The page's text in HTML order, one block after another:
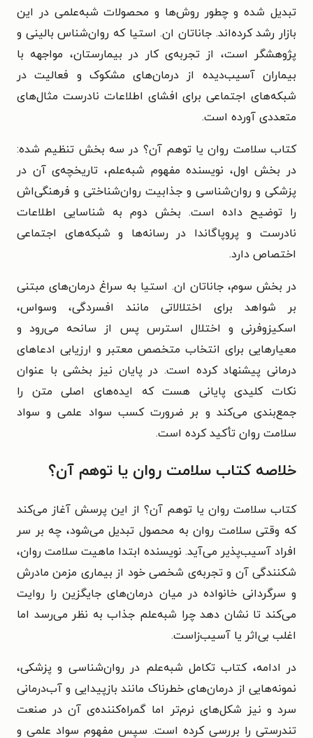
تبدیل شده و چطور روش‌ها و محصولات شبه‌علمی در این
بازار رشد کرده‌اند. جاناتان ان. استیا که روان‌شناس بالینی و
پژوهشگر است، از تجربه‌ی کار در بیمارستان، مواجهه با
بیماران آسیب‌دیده از درمان‌های مشکوک و فعالیت در
شبکه‌های اجتماعی برای افشای اطلاعات نادرست مثال‌های
متعددی آورده است.
کتاب سلامت روان یا توهم آن؟ در سه بخش تنظیم شده:
در بخش اول، نویسنده مفهوم شبه‌علم، تاریخچه‌ی آن در
پزشکی و روان‌شناسی و جذابیت روان‌شناختی و فرهنگی‌اش
را توضیح داده است. بخش دوم به شناسایی اطلاعات
نادرست و پروپاگاندا در رسانه‌ها و شبکه‌های اجتماعی
اختصاص دارد.
در بخش سوم، جاناتان ان. استیا به سراغ درمان‌های مبتنی‌
بر شواهد برای اختلالاتی مانند افسردگی، وسواس،
اسکیزوفرنی و اختلال استرس پس از سانحه می‌رود و
معیارهایی برای انتخاب متخصص معتبر و ارزیابی ادعاهای
درمانی پیشنهاد کرده است. در پایان نیز بخشی با عنوان
نکات کلیدی پایانی هست که ایده‌های اصلی متن را
جمع‌بندی می‌کند و بر ضرورت کسب سواد علمی و سواد
سلامت روان تأکید کرده است.
خلاصه کتاب سلامت روان یا توهم آن؟
کتاب سلامت روان یا توهم آن؟ از این پرسش آغاز می‌کند
که وقتی سلامت روان به محصول تبدیل می‌شود، چه بر سر
افراد آسیب‌پذیر می‌آید. نویسنده ابتدا ماهیت سلامت روان،
شکنندگی آن و تجربه‌ی شخصی خود از بیماری مزمن مادرش
و سرگردانی خانواده در میان درمان‌های جایگزین را روایت
می‌کند تا نشان دهد چرا شبه‌علم جذاب به نظر می‌رسد اما
اغلب بی‌اثر یا آسیب‌زاست.
در ادامه، کتاب تکامل شبه‌علم در روان‌شناسی و پزشکی،
نمونه‌هایی از درمان‌های خطرناک مانند بازپیدایی و آب‌درمانی
سرد و نیز شکل‌های نرم‌تر اما گمراه‌کننده‌ی آن در صنعت
تندرستی را بررسی کرده است. سپس مفهوم سواد علمی و